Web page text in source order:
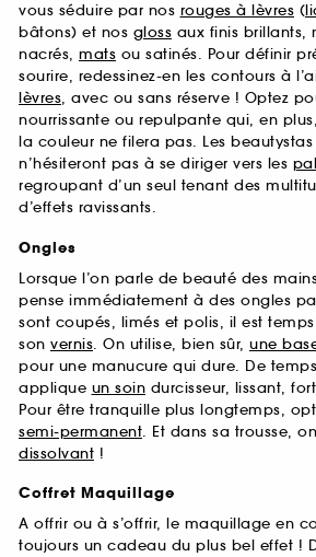
vous séduire par nos rouges à lèvres (
bâtons) et nos gloss aux finis brillants,
nacrés, mats ou satinés. Pour définir
sourire, redessinez-en les contours à
lèvres, avec ou sans réserve ! Optez
nourrissante ou repulpante qui, en
la couleur ne filera pas. Les
n’hésiteront pas à se diriger vers les
regroupant d’un seul tenant des
d’effets ravissants.
Ongles
Lorsque l’on parle de beauté des
pense immédiatement à des ongles
sont coupés, limés et polis, il est
son vernis. On utilise, bien sûr, une
pour une manucure qui dure. De
applique un soin durcisseur, lissant,
Pour être tranquille plus longtemps,
semi-permanent. Et dans sa trousse,
dissolvant !
Coffret Maquillage
A offrir ou à s’offrir, le maquillage en
toujours un cadeau du plus bel effet !